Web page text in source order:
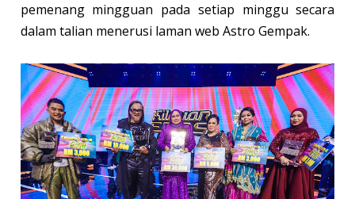
pemenang mingguan pada setiap minggu secara
dalam talian menerusi laman web Astro Gempak.